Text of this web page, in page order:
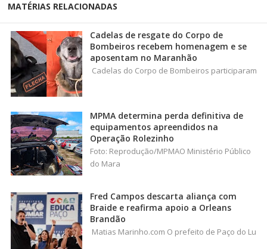
MATÉRIAS RELACIONADAS
Cadelas de resgate do Corpo de
Bombeiros recebem homenagem e se
aposentam no Maranhão
Cadelas do Corpo de Bombeiros participaram
MPMA determina perda definitiva de
equipamentos apreendidos na
Operação Rolezinho
Foto: Reprodução/MPMAO Ministério Público
do Mara
Fred Campos descarta aliança com
Braide e reafirma apoio a Orleans
Brandão
Matias Marinho.com O prefeito de Paço do Lu